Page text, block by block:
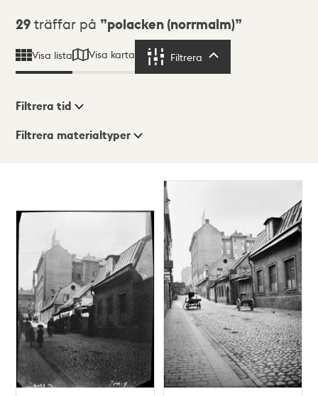
Sökresultat
29 träffar på polacken (norrmalm)
Visa lista Visa karta Filtrera
Visningsläge
Filtrera tid
Filtrera materialtyper